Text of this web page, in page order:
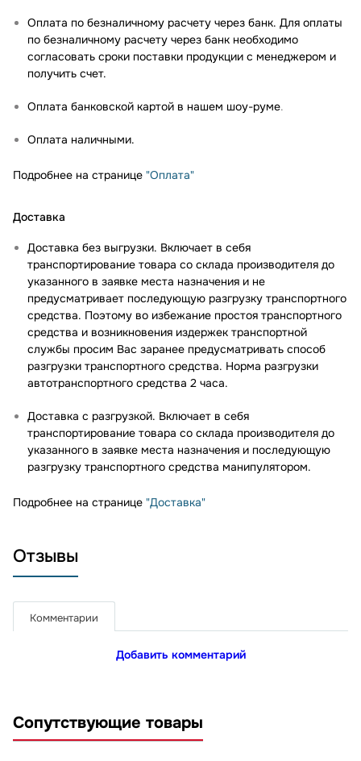
Оплата по безналичному расчету через банк. Для оплаты
по безналичному расчету через банк необходимо
согласовать сроки поставки продукции с менеджером и
получить счет.
Оплата банковской картой в нашем шоу-руме.
Оплата наличными.
Подробнее на странице "Оплата"
Доставка
Доставка без выгрузки. Включает в себя
транспортирование товара со склада производителя до
указанного в заявке места назначения и не
предусматривает последующую разгрузку транспортного
средства. Поэтому во избежание простоя транспортного
средства и возникновения издержек транспортной
службы просим Вас заранее предусматривать способ
разгрузки транспортного средства. Норма разгрузки
автотранспортного средства 2 часа.
Доставка с разгрузкой. Включает в себя
транспортирование товара со склада производителя до
указанного в заявке места назначения и последующую
разгрузку транспортного средства манипулятором.
Подробнее на странице "Доставка"
Отзывы
Комментарии
Добавить комментарий
Сопутствующие товары